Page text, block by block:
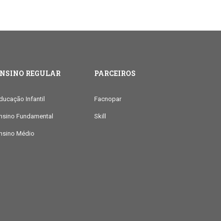
REGULAR
Infantil
Fundamental
Médio
PARCEIROS
Facnopar
Skill